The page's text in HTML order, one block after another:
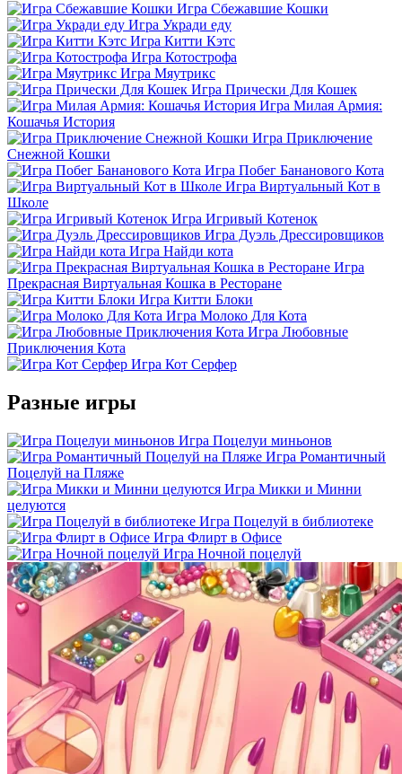
Игра Сбежавшие Кошки
Игра Укради еду
Игра Китти Кэтс
Игра Котострофа
Игра Мяутрикс
Игра Прически Для Кошек
Игра Милая Армия:
Кошачья История
Игра Приключение
Снежной Кошки
Игра Побег Бананового Кота
Игра Виртуальный Кот в
Школе
Игра Игривый Котенок
Игра Дуэль Дрессировщиков
Игра Найди кота
Игра
Прекрасная Виртуальная Кошка в Ресторане
Игра Китти Блоки
Игра Молоко Для Кота
Игра Любовные
Приключения Кота
Игра Кот Серфер
Разные игры
Игра Поцелуи миньонов
Игра Романтичный
Поцелуй на Пляже
Игра Микки и Минни
целуются
Игра Поцелуй в библиотеке
Игра Флирт в Офисе
Игра Ночной поцелуй